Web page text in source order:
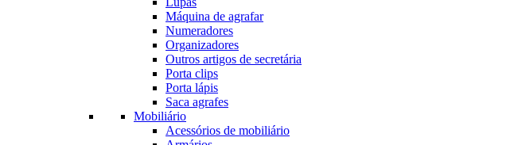
Máquina de agrafar
Numeradores
Organizadores
Outros artigos de secretária
Porta clips
Porta lápis
Saca agrafes
Mobiliário
Acessórios de mobiliário